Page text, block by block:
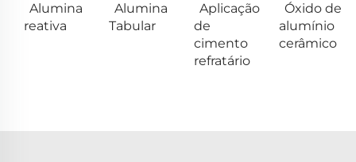
Alumina
reativa
Alumina
Tabular
Aplicação
de
cimento
refratário
Óxido de
alumínio
cerâmico